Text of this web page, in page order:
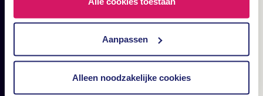
Aanpassen
Alleen noodzakelijke cookies
DESIGN & CONTENT
Het belang van creatieve